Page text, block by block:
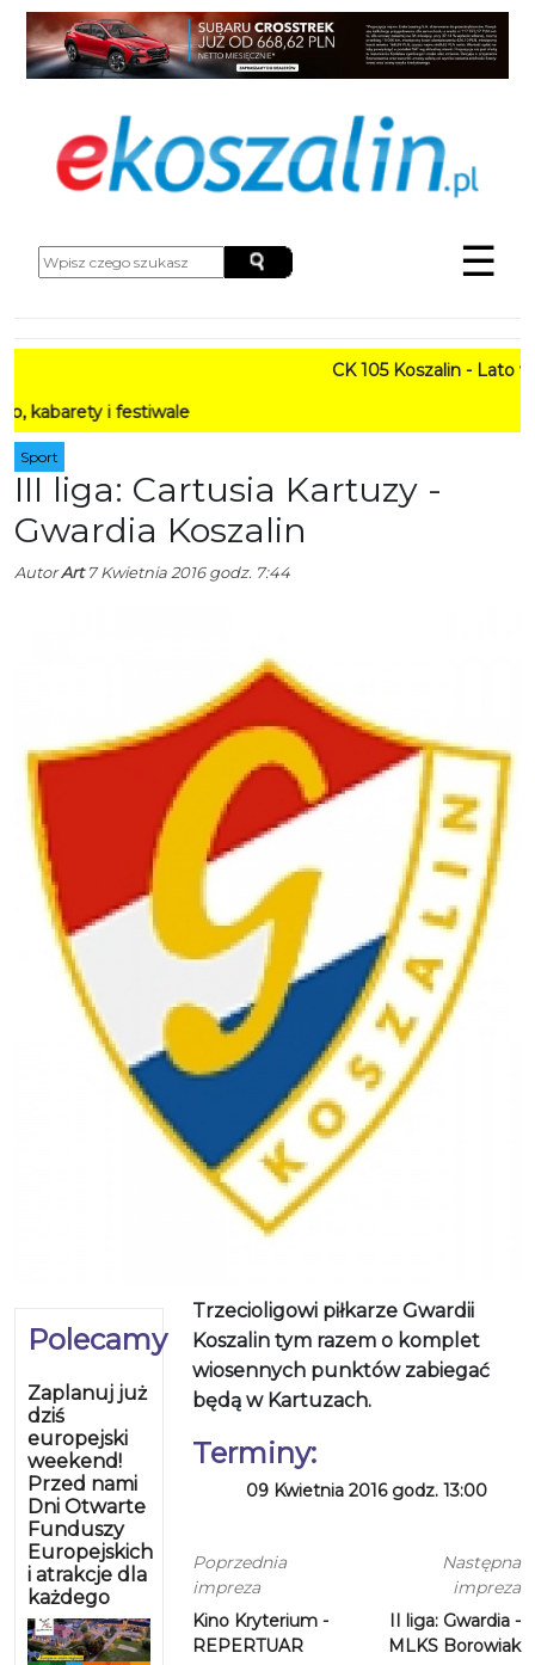
☰
CK 105 Koszalin - Lato w
i festiwale
Sport
III liga: Cartusia Kartuzy -
Gwardia Koszalin
AutorArt7 Kwietnia 2016 godz. 7:44
Polecamy
Zaplanuj już
dziś
europejski
weekend!
Przed nami
Dni Otwarte
Funduszy
Europejskich
i atrakcje dla
każdego
Trzecioligowi piłkarze Gwardii
Koszalin tym razem o komplet
wiosennych punktów zabiegać
będą w Kartuzach.
Terminy:
09 Kwietnia 2016 godz. 13:00
Poprzednia
impreza
Kino Kryterium -
REPERTUAR
Następna
impreza
II liga: Gwardia -
MLKS Borowiak